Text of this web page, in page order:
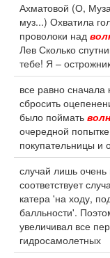
Ахматовой (О,
муз...) Охватила
проволоки над
Лев Сколько
тебе! Я –
все равно
сбросить
было поймать
очередной
покупательницы и
случай лишь очень
соответствует
катера 'на ходу,
балльности'.
увеличивал все
гидросамолетных